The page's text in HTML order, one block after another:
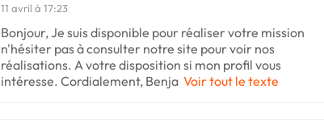
11 avril à 17:23
Bonjour, Je suis disponible pour réaliser votre mission
n'hésiter pas à consulter notre site pour voir nos
réalisations. A votre disposition si mon profil vous
intéresse. Cordialement, Benja Voir tout le texte